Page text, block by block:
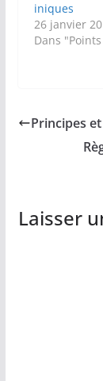
iniques
26 janvier
Dans
Principes
Laisser